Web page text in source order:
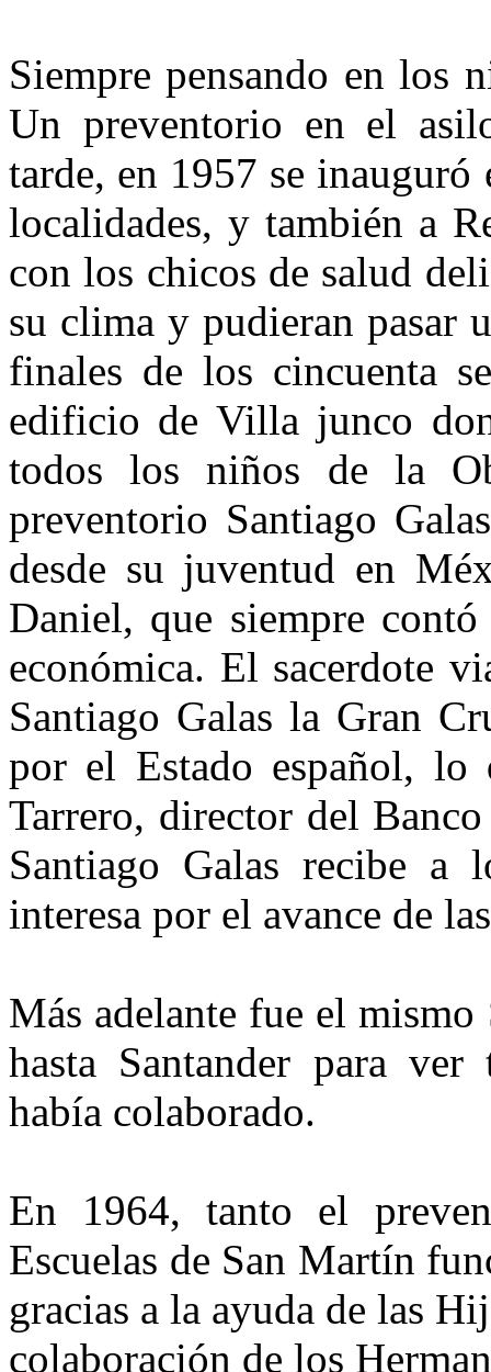
Siempre pensando en los
Un preventorio en el
tarde, en 1957 se inauguró
localidades, y también a
con los chicos de salud
su clima y pudieran pasar
finales de los cincuenta
edificio de Villa junco
todos los niños de la
preventorio Santiago
desde su juventud en
Daniel, que siempre
económica. El sacerdote
Santiago Galas la Gran
por el Estado español, lo
Tarrero, director del
Santiago Galas recibe a
interesa por el avance de
Más adelante fue el mismo
hasta Santander para
había colaborado.
En 1964, tanto el
Escuelas de San Martín
gracias a la ayuda de las
colaboración de los